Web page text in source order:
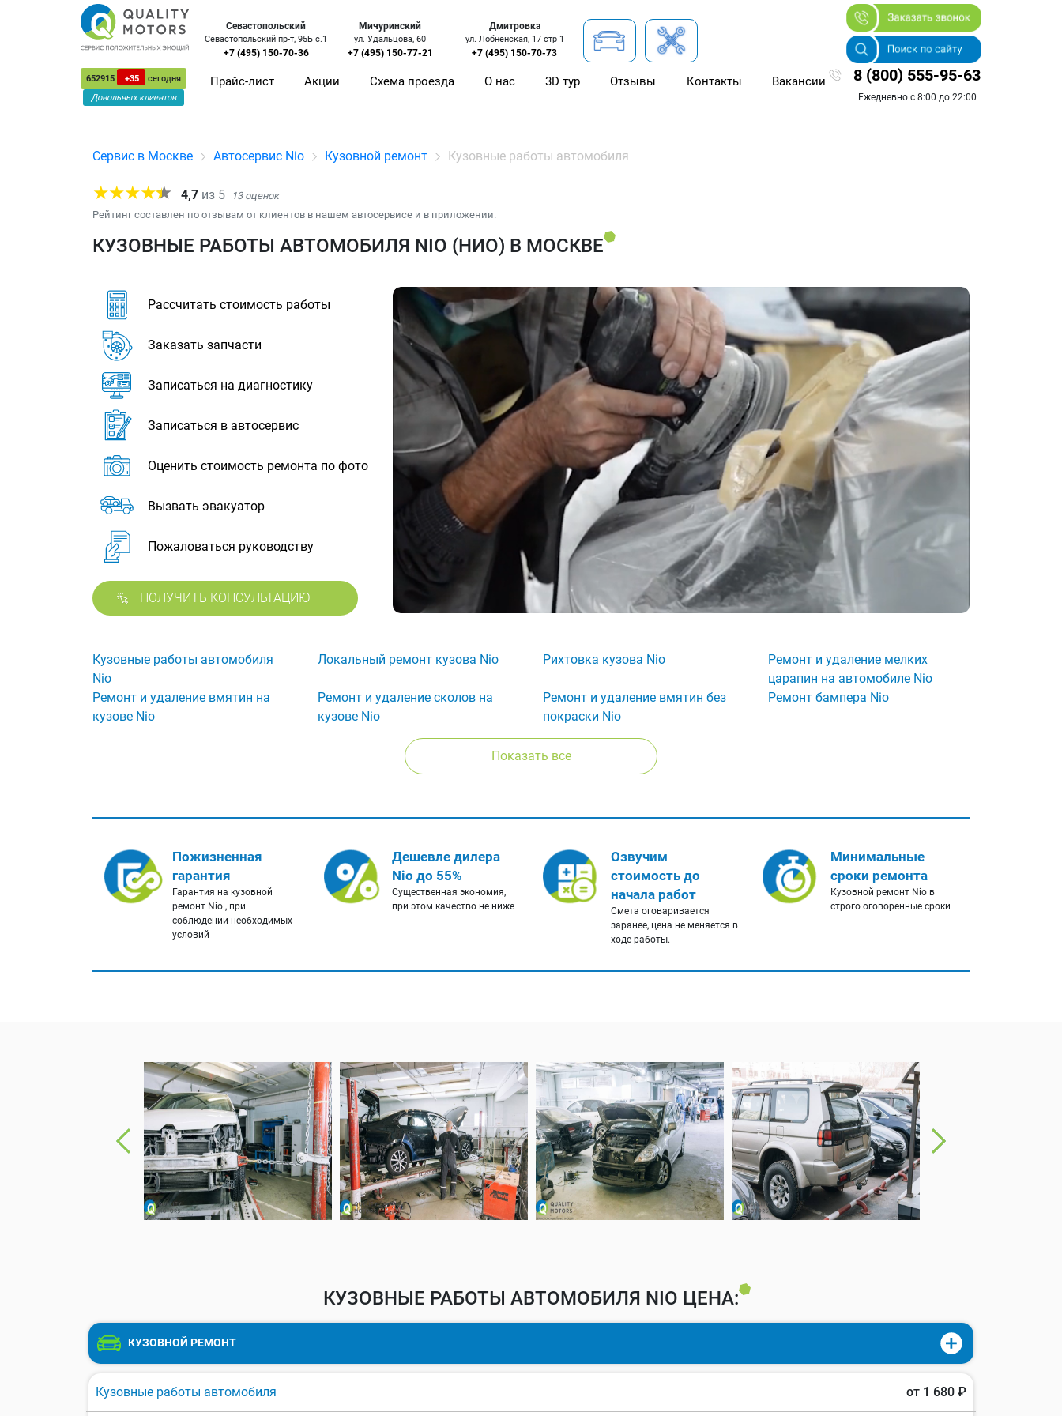
652915 +35
сегодня
Довольных клиентов
Севастопольский
Севастопольский пр-т, 95Б с.1
+7 (495) 150-70-36
Мичуринский
ул. Удальцова, 60
+7 (495) 150-77-21
Дмитровка
ул. Лобненская, 17 стр 1
+7 (495) 150-70-73
Прайс-лист Акции Схема проезда О нас 3D тур Отзывы Контакты Вакансии 8 (800) 555-95-63
Ежедневно с 8:00 до 22:00
Сервис в Москве Автосервис Nio Кузовной ремонт Кузовные работы автомобиля
4,7 из 5 13оценок
Рейтинг составлен по отзывам от клиентов в нашем автосервисе и в приложении.
КУЗОВНЫЕ РАБОТЫ АВТОМОБИЛЯ NIO (НИО) В МОСКВЕ
Рассчитать стоимость работы
Заказать запчасти
Записаться на диагностику
Записаться в автосервис
Оценить стоимость ремонта по фото
Вызвать эвакуатор
Пожаловаться руководству
ПОЛУЧИТЬ КОНСУЛЬТАЦИЮ
Кузовные работы автомобиля
Nio
Локальный ремонт кузова Nio Рихтовка кузова Nio
Ремонт и удаление мелких
царапин на автомобиле Nio
Ремонт и удаление вмятин на
кузове Nio
Ремонт и удаление сколов на
кузове Nio
Ремонт и удаление вмятин без
покраски Nio
Ремонт бампера Nio
Показать все
Пожизненная
гарантия
Гарантия на кузовной
ремонт Nio , при
соблюдении необходимых
условий
Дешевле дилера
Nio до 55%
Существенная экономия,
при этом качество не ниже
Озвучим
стоимость до
начала работ
Смета оговаривается
заранее, цена не меняется в
ходе работы.
Минимальные
сроки ремонта
Кузовной ремонт Nio в
строго оговоренные сроки
КУЗОВНЫЕ РАБОТЫ АВТОМОБИЛЯ NIO ЦЕНА:
КУЗОВНОЙ РЕМОНТ
Кузовные работы автомобиля от 1 680 ₽